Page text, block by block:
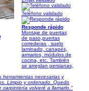
Teléfono validado
Responde rápido
Montaje de puertas
de paso,puertas
correderas , suelo
laminado, canapés,
armarios, módulos de
cocina, etc. También
se arreglan persianas,
herramientas necesarias y
Limpio y ordenado. Quedo
volveré a llamarlo."